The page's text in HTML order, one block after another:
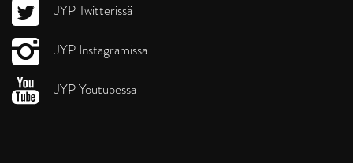
JYP Twitterissä
JYP Instagramissa
JYP Youtubessa